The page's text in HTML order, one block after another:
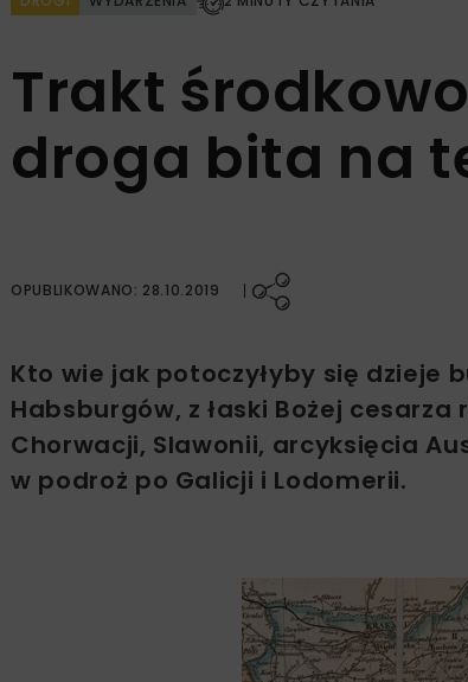
Trakt
droga bita na
OPUBLIKOWANO: 28.10.2019
Kto wie jak potoczyłyby się dzieje
Habsburgów, z łaski Bożej
Chorwacji, Slawonii, arcyksięcia
w podroż po Galicji i Lodomerii.